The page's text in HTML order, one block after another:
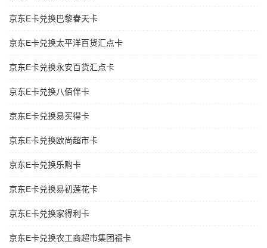
京东E卡兑换巴黎春天卡
京东E卡兑换太平洋百货汇点卡
京东E卡兑换永安百货汇点卡
京东E卡兑换八佰伴卡
京东E卡兑换易买得卡
京东E卡兑换欧尚超市卡
京东E卡兑换乐购卡
京东E卡兑换易初莲花卡
京东E卡兑换家得利卡
京东E卡兑换农工商超市集团福卡